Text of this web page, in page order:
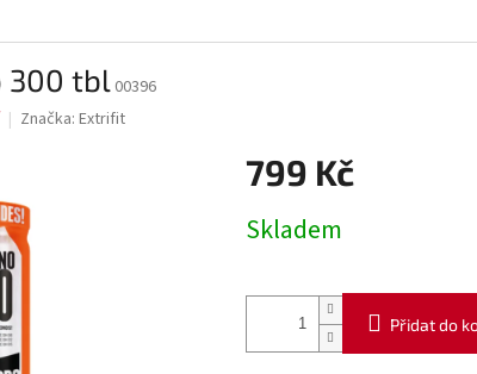
300 tbl00396
Značka: Extrifit
799 Kč
cena:
Skladem
Přidat do